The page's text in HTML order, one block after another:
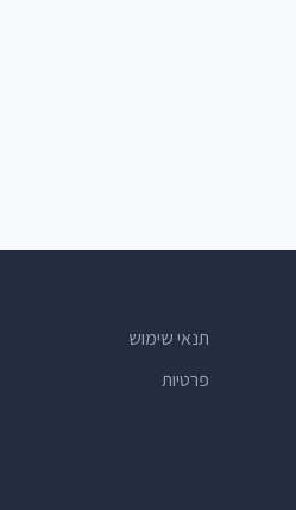
תנאי שימוש
פרטיות